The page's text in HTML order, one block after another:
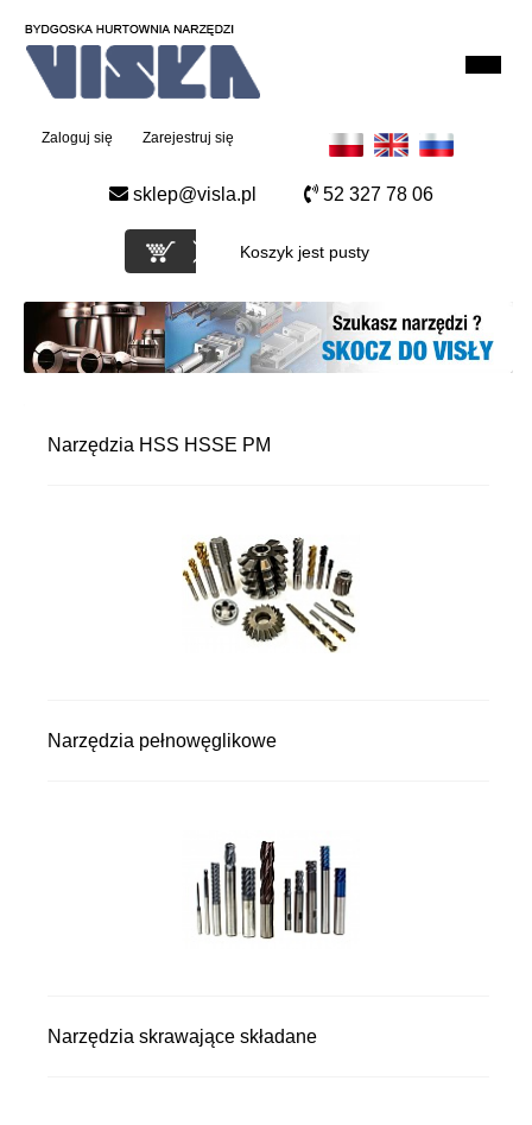
Zarejestruj się
Zaloguj się
sklep@visla.pl 52 327 78 06
Koszyk jest pusty
Narzędzia HSS HSSE PM
Narzędzia pełnowęglikowe
Narzędzia skrawające składane